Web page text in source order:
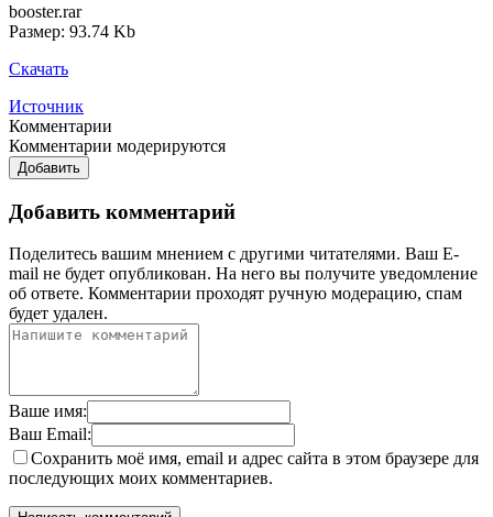
booster.rar
Размер: 93.74 Kb
Скачать
Источник
Комментарии
Комментарии модерируются
Добавить
Добавить комментарий
Поделитесь вашим мнением с другими читателями. Ваш E-
mail не будет опубликован. На него вы получите уведомление
об ответе. Комментарии проходят ручную модерацию, спам
будет удален.
Ваше имя:
Ваш Email:
Сохранить моё имя, email и адрес сайта в этом браузере для
последующих моих комментариев.